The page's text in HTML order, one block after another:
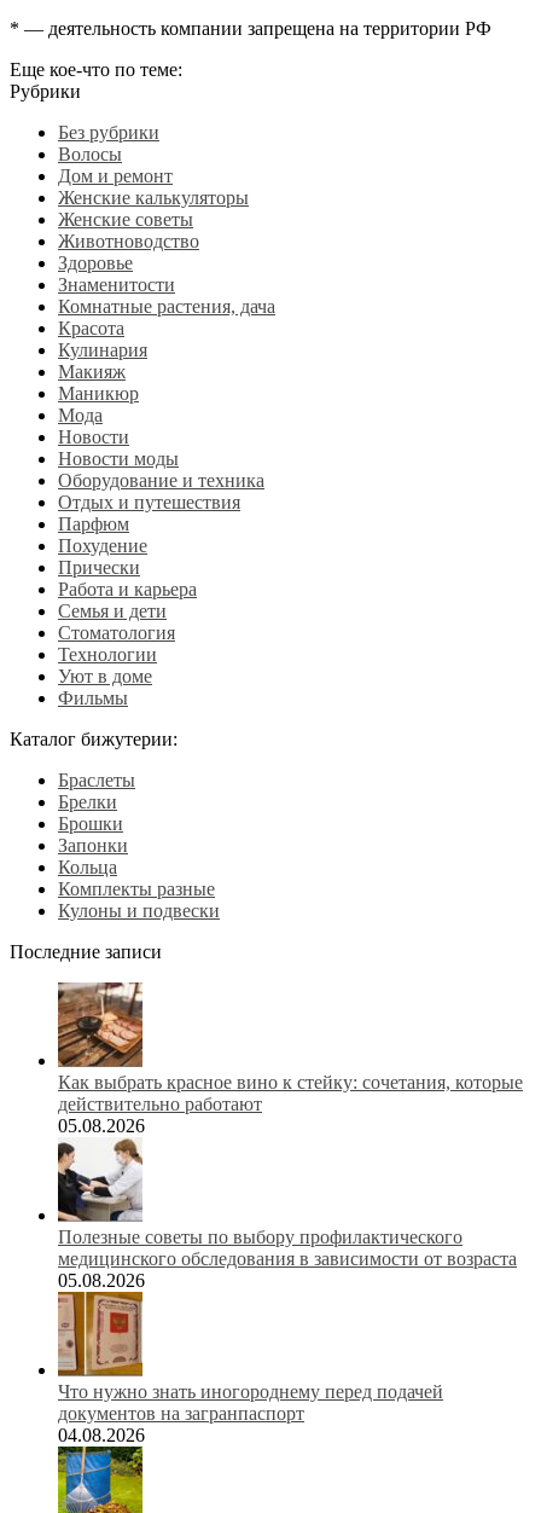
* — деятельность компании запрещена на территории РФ
Еще кое-что по теме:
Рубрики
Без рубрики
Волосы
Дом и ремонт
Женские калькуляторы
Женские советы
Животноводство
Здоровье
Знаменитости
Комнатные растения, дача
Красота
Кулинария
Макияж
Маникюр
Мода
Новости
Новости моды
Оборудование и техника
Отдых и путешествия
Парфюм
Похудение
Прически
Работа и карьера
Семья и дети
Стоматология
Технологии
Уют в доме
Фильмы
Каталог бижутерии:
Браслеты
Брелки
Брошки
Запонки
Кольца
Комплекты разные
Кулоны и подвески
Последние записи
Как выбрать красное вино к стейку: сочетания, которые
действительно работают
05.08.2026
Полезные советы по выбору профилактического
медицинского обследования в зависимости от возраста
05.08.2026
Что нужно знать иногороднему перед подачей
документов на загранпаспорт
04.08.2026